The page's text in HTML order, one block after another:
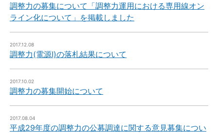
調整力の募集について「調整力運用における専用線オン
ライン化について」を掲載しました
2017.12.08
調整力(電源Ⅰ)の落札結果について
2017.10.02
調整力の募集開始について
2017.08.04
平成29年度の調整力の公募調達に関する意見募集につい